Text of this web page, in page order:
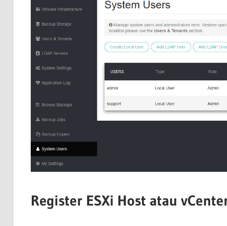
Register ESXi Host atau